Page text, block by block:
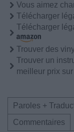
Vous aimez
Télécharger
Télécharger
Trouver des
Trouver un
meilleur prix sur
Paroles +
Commentaires